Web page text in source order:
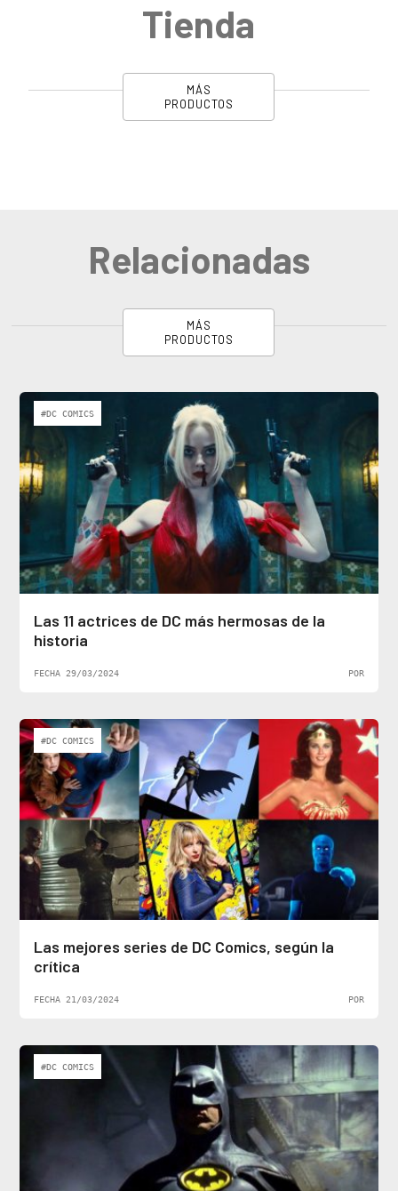
Tienda
MÁS
PRODUCTOS
Relacionadas
MÁS
PRODUCTOS
#DC COMICS
Las 11 actrices de DC más hermosas de la
historia
FECHA 29/03/2024 POR
#DC COMICS
Las mejores series de DC Comics, según la
crítica
FECHA 21/03/2024 POR
#DC COMICS